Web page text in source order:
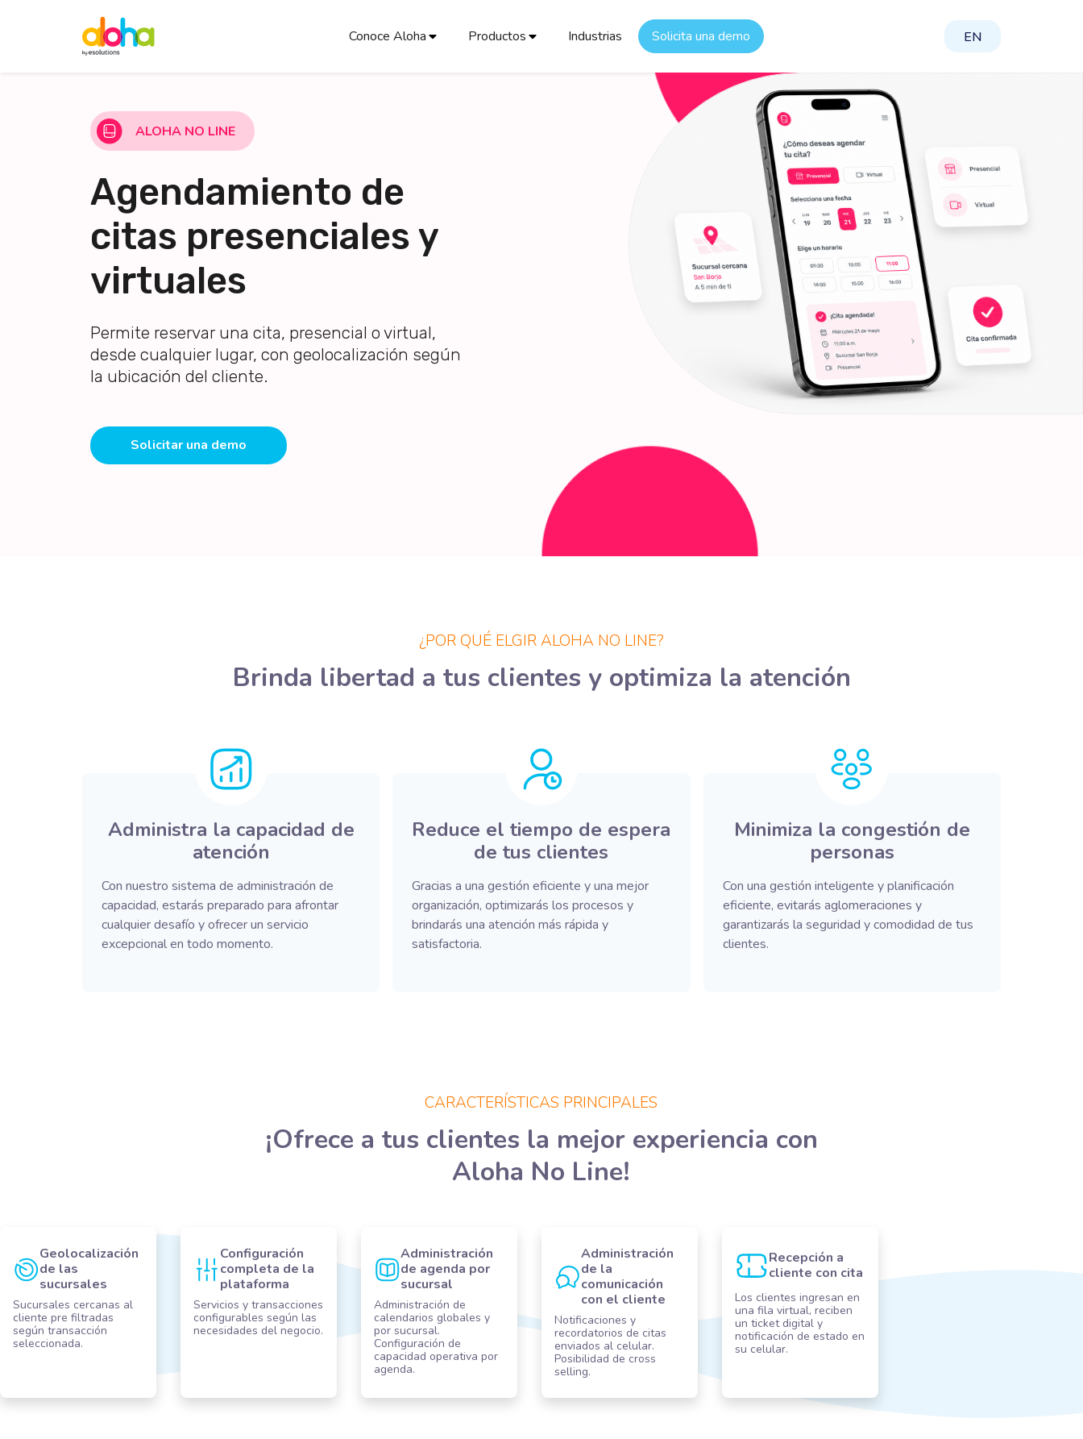
Conoce Aloha Productos Industrias Solicita una demo EN
Agendamiento de
citas presenciales y
virtuales
Permite reservar una cita, presencial o virtual,
desde cualquier lugar, con geolocalización según
la ubicación del cliente.
Solicitar una demo
ALOHA NO LINE
¿POR QUÉ ELGIR ALOHA NO LINE?
Brinda libertad a tus clientes y optimiza la atención
Administra la capacidad de
atención
Con nuestro sistema de administración de
capacidad, estarás preparado para afrontar
cualquier desafío y ofrecer un servicio
excepcional en todo momento.
Reduce el tiempo de espera
de tus clientes
Gracias a una gestión eficiente y una mejor
organización, optimizarás los procesos y
brindarás una atención más rápida y
satisfactoria.
Minimiza la congestión de
personas
Con una gestión inteligente y planificación
eficiente, evitarás aglomeraciones y
garantizarás la seguridad y comodidad de tus
clientes.
CARACTERÍSTICAS PRINCIPALES
¡Ofrece a tus clientes la mejor experiencia con
Aloha No Line!
Geolocalización
de las
sucursales
Sucursales cercanas al
cliente pre filtradas
según transacción
seleccionada.
Configuración
completa de la
plataforma
Servicios y transacciones
configurables según las
necesidades del negocio.
Administración
de agenda por
sucursal
Administración de
calendarios globales y
por sucursal​.
Configuración de
capacidad operativa por
agenda.
Administración
de la
comunicación
con el cliente
Notificaciones y
recordatorios de citas
enviados al celular.
Posibilidad de cross
selling.
Recepción a
cliente con cita
Los clientes ingresan en
una fila virtual, reciben
un ticket digital y
notificación de estado en
su celular.